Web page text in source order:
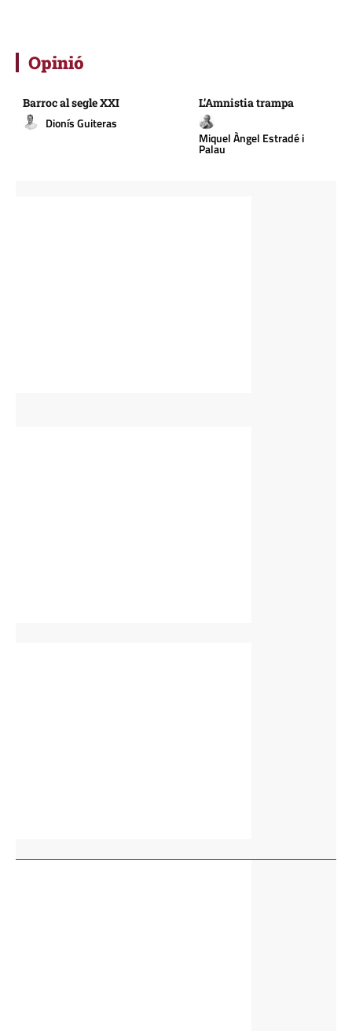
Opinió
Barroc al segle XXI
Dionís Guiteras
L’Amnistia trampa
Miquel Àngel Estradé i
Palau